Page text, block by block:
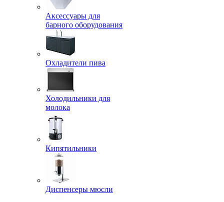
Аксессуары для
барного оборудования
Охладители пива
Холодильники для
молока
Кипятильники
Диспенсеры мюсли